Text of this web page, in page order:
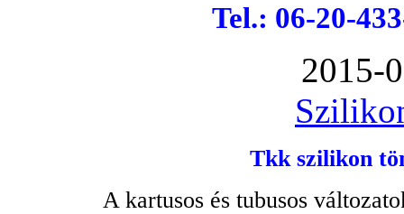
Tel.: 06-20-
2015-
Tkk szilikon
A kartusos és tubusos